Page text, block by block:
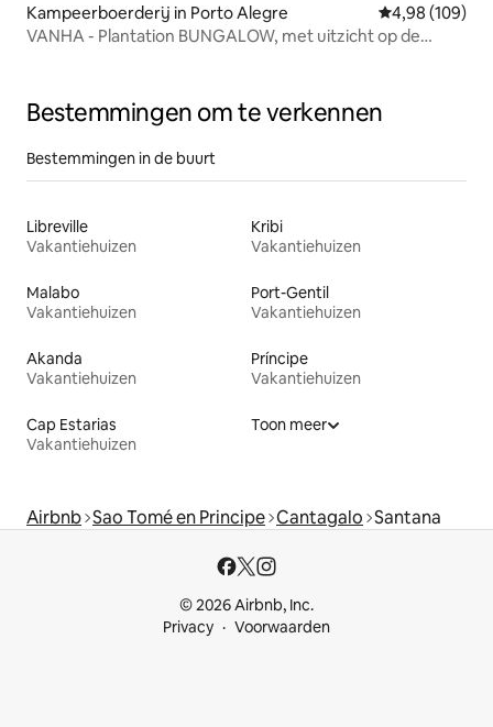
Kampeerboerderij in Porto Alegre Gemiddelde
4,98 (109)
VANHA - Plantation BUNGALOW, met uitzicht op de
Bestemmingen om te verkennen
Bestemmingen in de buurt
Libreville
Vakantiehuizen
Kribi
Vakantiehuizen
Malabo
Vakantiehuizen
Port-Gentil
Vakantiehuizen
Akanda
Vakantiehuizen
Príncipe
Vakantiehuizen
Cap Estarias
Vakantiehuizen
Toon meer
Airbnb Sao Tomé en Principe Cantagalo Santana
© 2026 Airbnb, Inc.
Privacy
Voorwaarden